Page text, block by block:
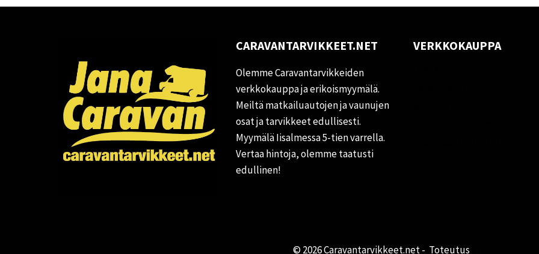
CARAVANTARVIKKEET.NET
Olemme Caravantarvikkeiden
verkkokauppa ja erikoismyymälä.
Meiltä matkailuautojen ja vaunujen
osat ja tarvikkeet edullisesti.
Myymälä Iisalmessa 5-tien varrella.
Vertaa hintoja, olemme taatusti
edullinen!
VERKKOKAUPPA
© 2026 Caravantarvikkeet.net - Toteutus